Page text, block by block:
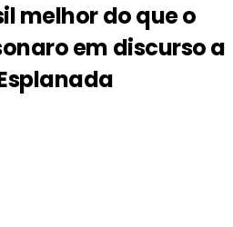
melhor do que o
em discurso a